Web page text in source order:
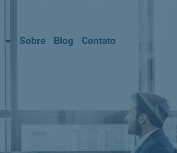
Sobre Blog Contato